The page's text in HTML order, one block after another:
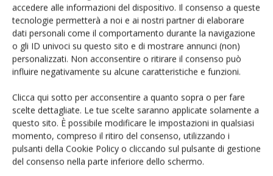
accedere alle informazioni del dispositivo. Il consenso a queste
tecnologie permetterà a noi e ai nostri partner di elaborare
dati personali come il comportamento durante la navigazione
o gli ID univoci su questo sito e di mostrare annunci (non)
personalizzati. Non acconsentire o ritirare il consenso può
influire negativamente su alcune caratteristiche e funzioni.
Clicca qui sotto per acconsentire a quanto sopra o per fare
scelte dettagliate. Le tue scelte saranno applicate solamente a
questo sito. È possibile modificare le impostazioni in qualsiasi
momento, compreso il ritiro del consenso, utilizzando i
pulsanti della Cookie Policy o cliccando sul pulsante di gestione
del consenso nella parte inferiore dello schermo.